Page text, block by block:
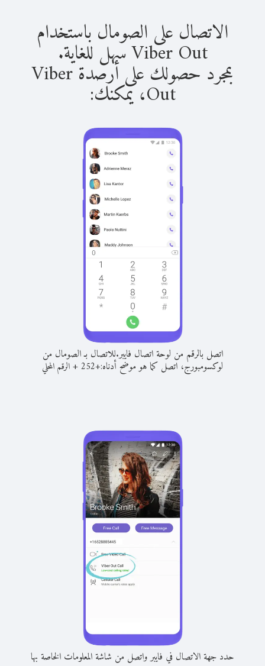
الاتصال على الصومال باستخدام
Viber Out سهل للغاية.
بمجرد حصولك على أرصدة Viber
Out، يمكنك:
اتصل بالرقم من لوحة اتصال فايبر.للاتصال بـ الصومال من
لوكسومبورج، اتصل كما هو موضح أدناه:+
252
+الرقم المحلي
حدد جهة الاتصال في فايبر واتصل من شاشة المعلومات الخاصة بها